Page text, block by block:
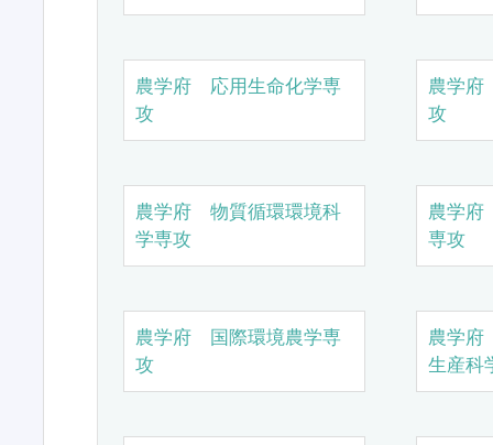
農学府 応用生命化学専
攻
農学
攻
農学府 物質循環環境科
学専攻
農学
専攻
農学府 国際環境農学専
攻
農学
生産科